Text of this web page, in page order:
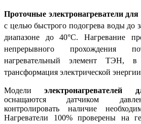
Проточные электронагреватели для
с целью быстрого подогрева воды до
диапазоне до 40°C. Нагревание
непрерывного прохождения
нагревательный элемент ТЭН, в
трансформация электрической
Моделиэлектронагревателей
оснащаются датчиком
контролировать наличие
Нагреватели 100% проверены на